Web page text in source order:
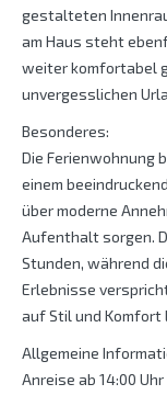
gestalteten
am Haus steht
weiter komfortabel
unvergesslichen
Besonderes:
Die Ferienwohnung
einem
über moderne
Aufenthalt sorgen.
Stunden, während
Erlebnisse
auf Stil und Komfort
Allgemeine
Anreise ab 14:00 Uhr